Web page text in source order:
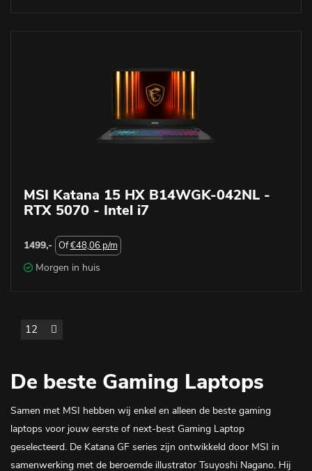
MSI Katana 15 HX B14WGK-042NL -
RTX 5070 - Intel i7
1499,- Of€48,06 p/m
Morgen in huis
De beste Gaming Laptops
Samen met MSI hebben wij enkel en alleen de beste gaming
laptops voor jouw eerste of next-best Gaming Laptop
geselecteerd. De Katana GF series zijn ontwikkeld door MSI in
samenwerking met de beroemde illustrator Tsuyoshi Nagano. Hij